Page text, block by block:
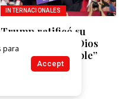
INTERNACIONALES
Trump ratificó su
campaña: “Solo Dios
evitó lo impensable”
16 De Julio De 2024
para
Accept